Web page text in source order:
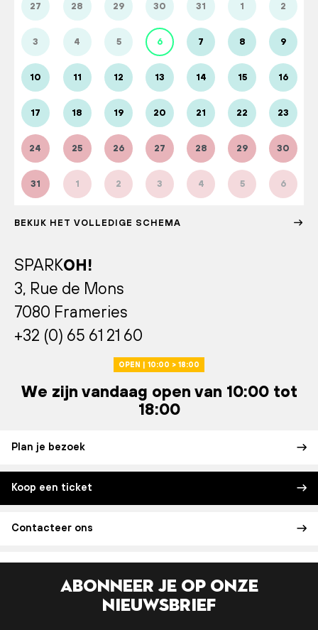
27 28 29 30 31 1 2
3 4 5 6 7 8 9
10 11 12 13 14 15 16
17 18 19 20 21 22 23
24 25 26 27 28 29 30
31 1 2 3 4 5 6
BEKIJK HET VOLLEDIGE SCHEMA
SPARKOH!
3, Rue de Mons
7080 Frameries
+32 (0) 65 61 21 60
OPEN | 10:00 > 18:00
We zijn vandaag open van 10:00 tot
18:00
Plan je bezoek
Koop een ticket
Contacteer ons
Abonneer je op onze
nieuwsbrief